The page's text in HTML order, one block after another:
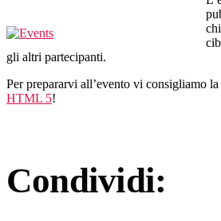
gli altri partecipanti.
Per prepararvi all’evento vi consigliamo
HTML 5!
Condividi: